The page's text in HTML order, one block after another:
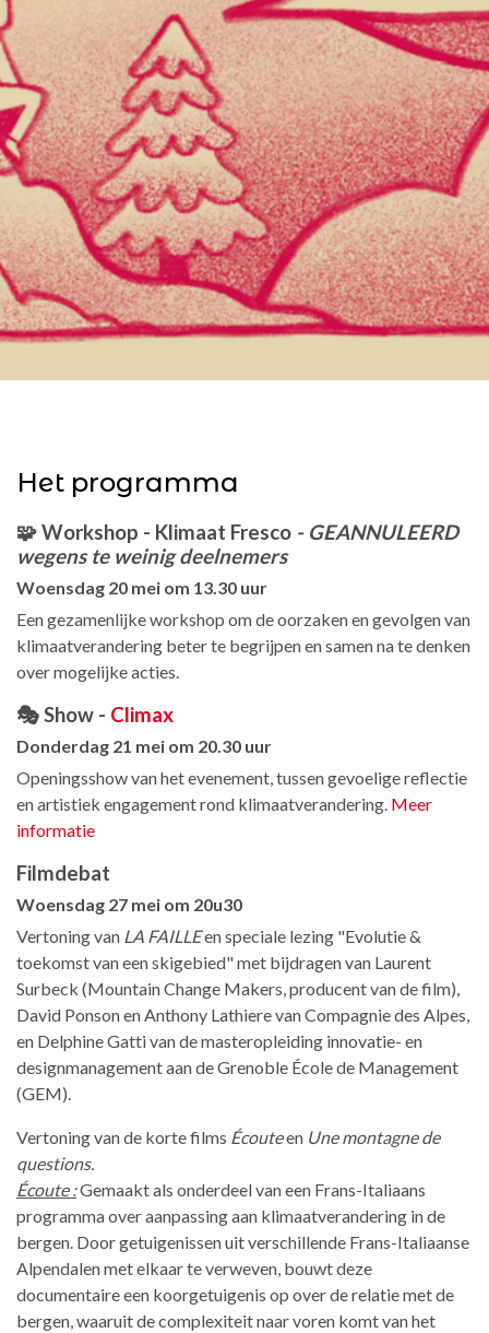
Het programma
🧩 Workshop - Klimaat Fresco - GEANNULEERD
wegens te weinig deelnemers
Woensdag 20 mei om 13.30 uur
Een gezamenlijke workshop om de oorzaken en gevolgen van
klimaatverandering beter te begrijpen en samen na te denken
over mogelijke acties.
🎭 Show - Climax
Donderdag 21 mei om 20.30 uur
Openingsshow van het evenement, tussen gevoelige reflectie
en artistiek engagement rond klimaatverandering. Meer
informatie
Filmdebat
Woensdag 27 mei om 20u30
Vertoning van LA FAILLEen speciale lezing "Evolutie &
toekomst van een skigebied" met bijdragen van Laurent
Surbeck (Mountain Change Makers, producent van de film),
David Ponson en Anthony Lathiere van Compagnie des Alpes,
en Delphine Gatti van de masteropleiding innovatie- en
designmanagement aan de Grenoble École de Management
(GEM).
Vertoning van de korte films Écouteen Une montagne de
questions.
Écoute :Gemaakt als onderdeel van een Frans-Italiaans
programma over aanpassing aan klimaatverandering in de
bergen. Door getuigenissen uit verschillende Frans-Italiaanse
Alpendalen met elkaar te verweven, bouwt deze
documentaire een koorgetuigenis op over de relatie met de
bergen, waaruit de complexiteit naar voren komt van het